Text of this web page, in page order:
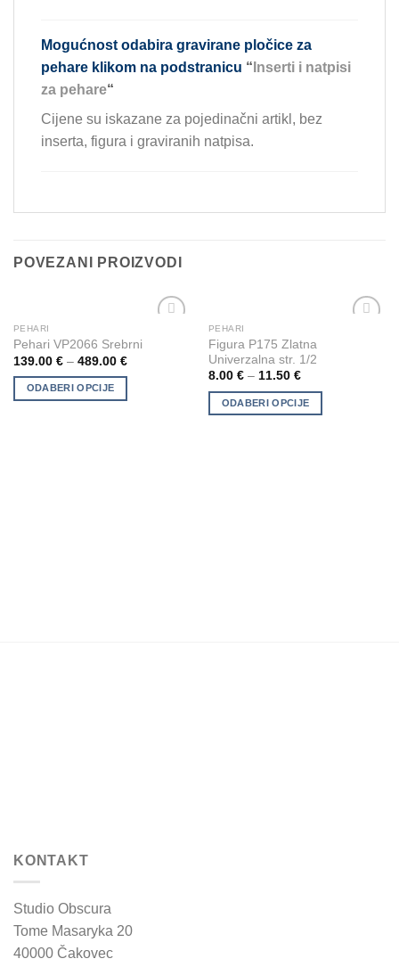
Mogućnost odabira gravirane pločice za
pehare klikom na podstranicu “ Inserti i natpisi
za pehare“
Cijene su iskazane za pojedinačni artikl, bez
inserta, figura i graviranih natpisa.
POVEZANI PROIZVODI
PEHARI
Pehari VP2066 Srebrni
139.00 €– 489.00 €
ODABERI OPCIJE
This
product
has
multiple
PEHARI
Figura P175 Zlatna
Univerzalna str. 1/2
8.00 €– 11.50 €
ODABERI OPCIJE
This
product
has
variants.
KONTAKT
Studio Obscura
Tome Masaryka 20
40000 Čakovec